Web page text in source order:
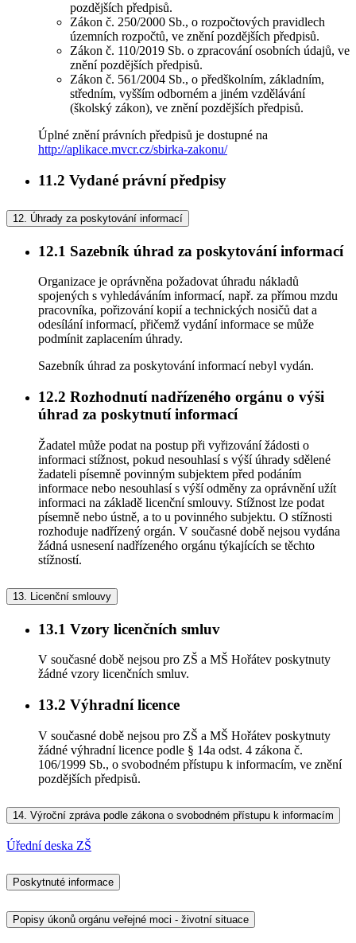
pozdějších předpisů.
Zákon č. 250/2000 Sb., o rozpočtových pravidlech
územních rozpočtů, ve znění pozdějších předpisů.
Zákon č. 110/2019 Sb. o zpracování osobních údajů, ve
znění pozdějších předpisů.
Zákon č. 561/2004 Sb., o předškolním, základním,
středním, vyšším odborném a jiném vzdělávání
(školský zákon), ve znění pozdějších předpisů.
Úplné znění právních předpisů je dostupné na
http://aplikace.mvcr.cz/sbirka-zakonu/
11.2 Vydané právní předpisy
12. Úhrady za poskytování informací
12.1 Sazebník úhrad za poskytování informací
Organizace je oprávněna požadovat úhradu nákladů
spojených s vyhledáváním informací, např. za přímou mzdu
pracovníka, pořizování kopií a technických nosičů dat a
odesílání informací, přičemž vydání informace se může
podmínit zaplacením úhrady.
Sazebník úhrad za poskytování informací nebyl vydán.
12.2 Rozhodnutí nadřízeného orgánu o výši
úhrad za poskytnutí informací
Žadatel může podat na postup při vyřizování žádosti o
informaci stížnost, pokud nesouhlasí s výší úhrady sdělené
žadateli písemně povinným subjektem před podáním
informace nebo nesouhlasí s výší odměny za oprávnění užít
informaci na základě licenční smlouvy. Stížnost lze podat
písemně nebo ústně, a to u povinného subjektu. O stížnosti
rozhoduje nadřízený orgán. V současné době nejsou vydána
žádná usnesení nadřízeného orgánu týkajících se těchto
stížností.
13. Licenční smlouvy
13.1 Vzory licenčních smluv
V současné době nejsou pro ZŠ a MŠ Hořátev poskytnuty
žádné vzory licenčních smluv.
13.2 Výhradní licence
V současné době nejsou pro ZŠ a MŠ Hořátev poskytnuty
žádné výhradní licence podle § 14a odst. 4 zákona č.
106/1999 Sb., o svobodném přístupu k informacím, ve znění
pozdějších předpisů.
14. Výroční zpráva podle zákona o svobodném přístupu k informacím
Úřední deska ZŠ
Poskytnuté informace
Popisy úkonů orgánu veřejné moci - životní situace